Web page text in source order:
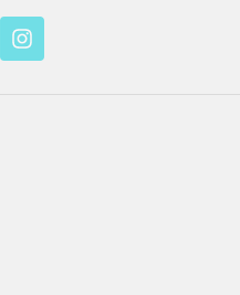
n
s
t